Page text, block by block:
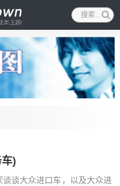
)
谈谈大众进口车，以及大众进